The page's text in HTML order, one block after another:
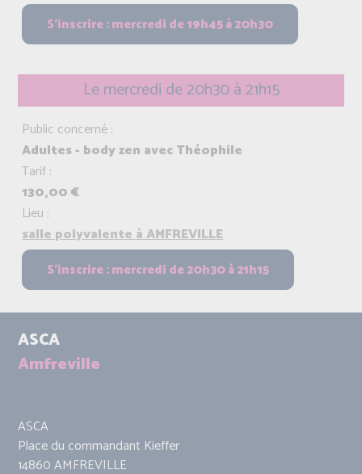
Le mercredi de 20h30 à 21h15
Public concerné :
Adultes - body zen avec Théophile
Tarif :
130,00 €
Lieu :
salle polyvalente à AMFREVILLE
ASCA
Amfreville
ASCA
Place du commandant Kieffer
14860 AMFREVILLE